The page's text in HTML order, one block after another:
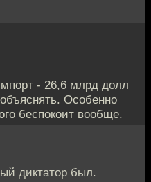
- 26,6 млрд долл
Особенно
беспокоит вообще.
диктатор был.